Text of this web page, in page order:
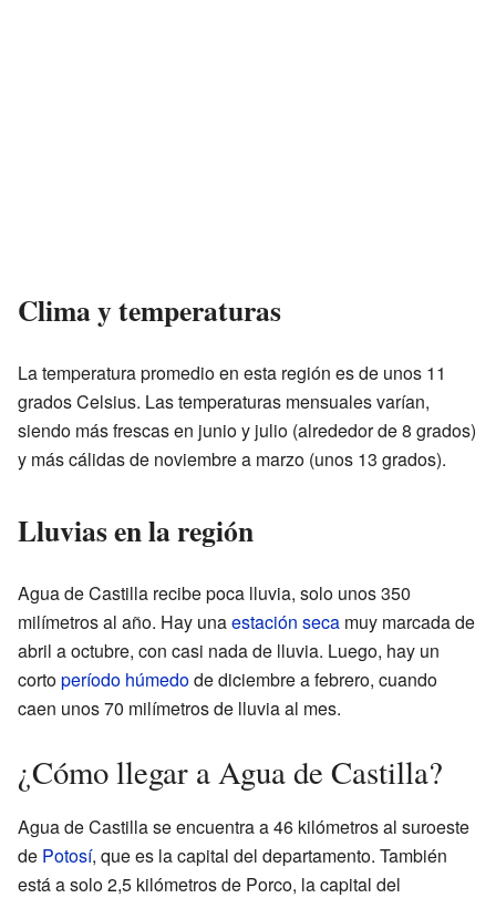
Clima y temperaturas
La temperatura promedio en esta región es de unos 11
grados Celsius. Las temperaturas mensuales varían,
siendo más frescas en junio y julio (alrededor de 8 grados)
y más cálidas de noviembre a marzo (unos 13 grados).
Lluvias en la región
Agua de Castilla recibe poca lluvia, solo unos 350
milímetros al año. Hay unaestación seca muy marcada de
abril a octubre, con casi nada de lluvia. Luego, hay un
cortoperíodo húmedode diciembre a febrero, cuando
caen unos 70 milímetros de lluvia al mes.
¿Cómo llegar a Agua de Castilla?
Agua de Castilla se encuentra a 46 kilómetros al suroeste
de Potosí, que es la capital del departamento. También
está a solo 2,5 kilómetros de Porco, la capital del